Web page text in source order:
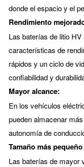
donde el espacio y el
Rendimiento
Las baterías de litio
características de
rápidos y un ciclo de
confiabilidad y
Mayor alcance:
En los vehículos
pueden almacenar
autonomía de
Tamaño más
Las baterías de mayor